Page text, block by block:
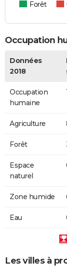
Forêt
Occupation
Données
2018
Occupation
humaine
Agriculture
Forêt
Espace
naturel
Zone humide
Eau
Les villes à